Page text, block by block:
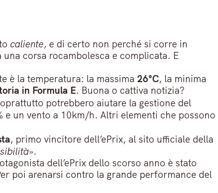
caliente, e di certo non perché si corre in
corsa rocambolesca e complicata. E
è la temperatura: la massima 26°C, la minima
in Formula E. Buona o cattiva notizia?
potrebbero aiutare la gestione del
e un vento a 10km/h. Altri elementi che possono
, primo vincitore dell’ePrix, al sito ufficiale della
».
dell’ePrix dello scorso anno è stato
poi arenarsi contro la grande performance del